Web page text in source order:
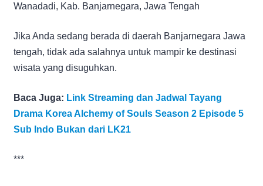
Wanadadi, Kab. Banjarnegara, Jawa Tengah
Jika Anda sedang berada di daerah Banjarnegara Jawa
tengah, tidak ada salahnya untuk mampir ke destinasi
wisata yang disuguhkan.
Baca Juga: Link Streaming dan Jadwal Tayang
Drama Korea Alchemy of Souls Season 2 Episode 5
Sub Indo Bukan dari LK21
***